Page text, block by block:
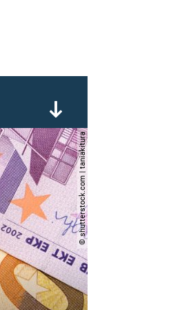
© shutterstock.com | taniakitura